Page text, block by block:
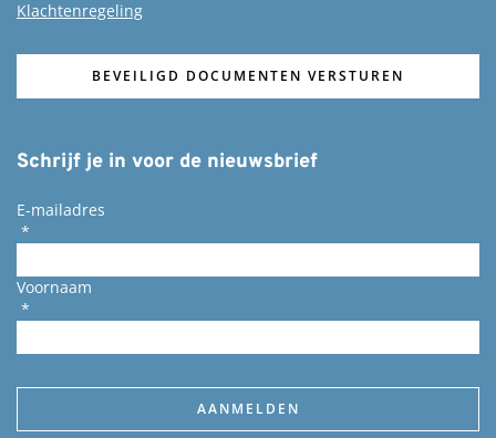
Klachtenregeling
BEVEILIGD DOCUMENTEN VERSTUREN
Schrijf je in voor de nieuwsbrief
E-mailadres
*
Voornaam
*